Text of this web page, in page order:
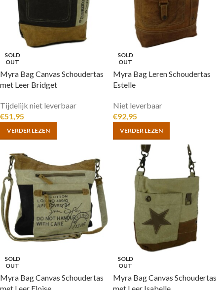
SOLD
OUT
Myra Bag Canvas Schoudertas
met Leer Bridget
Tijdelijk niet leverbaar
€51,95
VERDER LEZEN
SOLD
OUT
Myra Bag Leren Schoudertas
Estelle
Niet leverbaar
€92,95
VERDER LEZEN
SOLD
OUT
Myra Bag Canvas Schoudertas
SOLD
OUT
Myra Bag Canvas Schoudertas